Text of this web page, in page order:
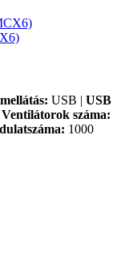
USB | USB
Ventilátorok száma:
1000